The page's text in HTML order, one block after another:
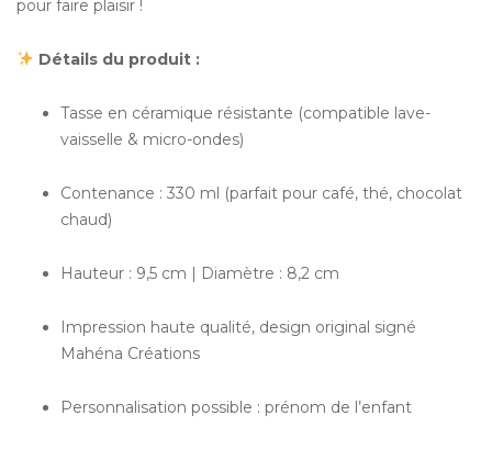
pour faire plaisir !
Détails du produit :
Tasse en céramique résistante (compatible lave-
vaisselle & micro-ondes)
Contenance : 330 ml (parfait pour café, thé, chocolat
chaud)
Hauteur : 9,5 cm | Diamètre : 8,2 cm
Impression haute qualité, design original signé
Mahéna Créations
Personnalisation possible : prénom de l’enfant